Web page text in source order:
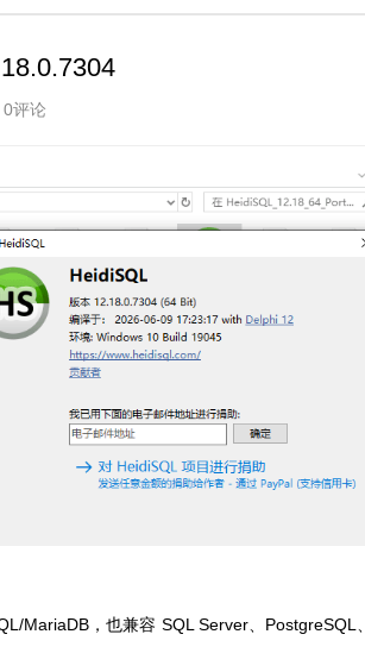
0评论
MariaDB，也兼容 SQL Server、PostgreSQL、